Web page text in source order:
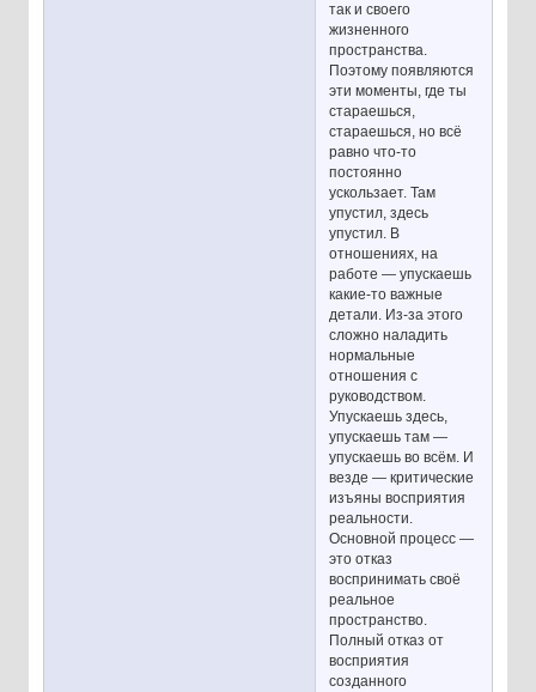
так и своего
жизненного
пространства.
Поэтому появляются
эти моменты, где ты
стараешься,
стараешься, но всё
равно что-то
постоянно
ускользает. Там
упустил, здесь
упустил. В
отношениях, на
работе — упускаешь
какие-то важные
детали. Из-за этого
сложно наладить
нормальные
отношения с
руководством.
Упускаешь здесь,
упускаешь там —
упускаешь во всём. И
везде — критические
изъяны восприятия
реальности.
Основной процесс —
это отказ
воспринимать своё
реальное
пространство.
Полный отказ от
восприятия
созданного